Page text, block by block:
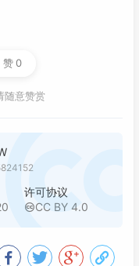
赞 0
随意赞赏
许可协议
CC BY 4.0